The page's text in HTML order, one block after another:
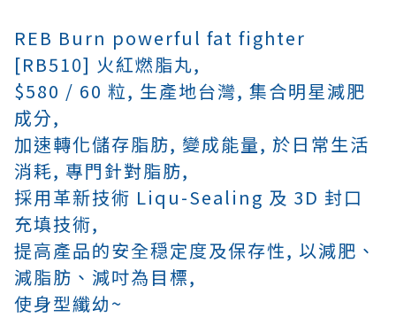
REB Burn powerful fat fighter
[RB510] 火紅燃脂丸,
$580 / 60 粒, 生產地台灣, 集合明星減肥
成分,
加速轉化儲存脂肪, 變成能量, 於日常生活
消耗, 專門針對脂肪,
採用革新技術 Liqu-Sealing 及 3D 封口
充填技術,
提高產品的安全穏定度及保存性, 以減肥、
減脂肪、減吋為目標,
使身型纖幼~